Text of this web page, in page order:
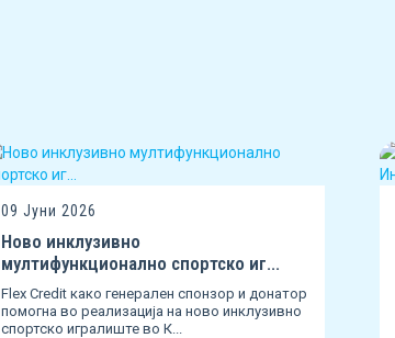
09 Јуни 2026
Ново инклузивно
мултифункционално спортско иг...
Flex Credit како генерален спонзор и донатор
помогна во реализација на ново инклузивно
спортско игралиште во К...